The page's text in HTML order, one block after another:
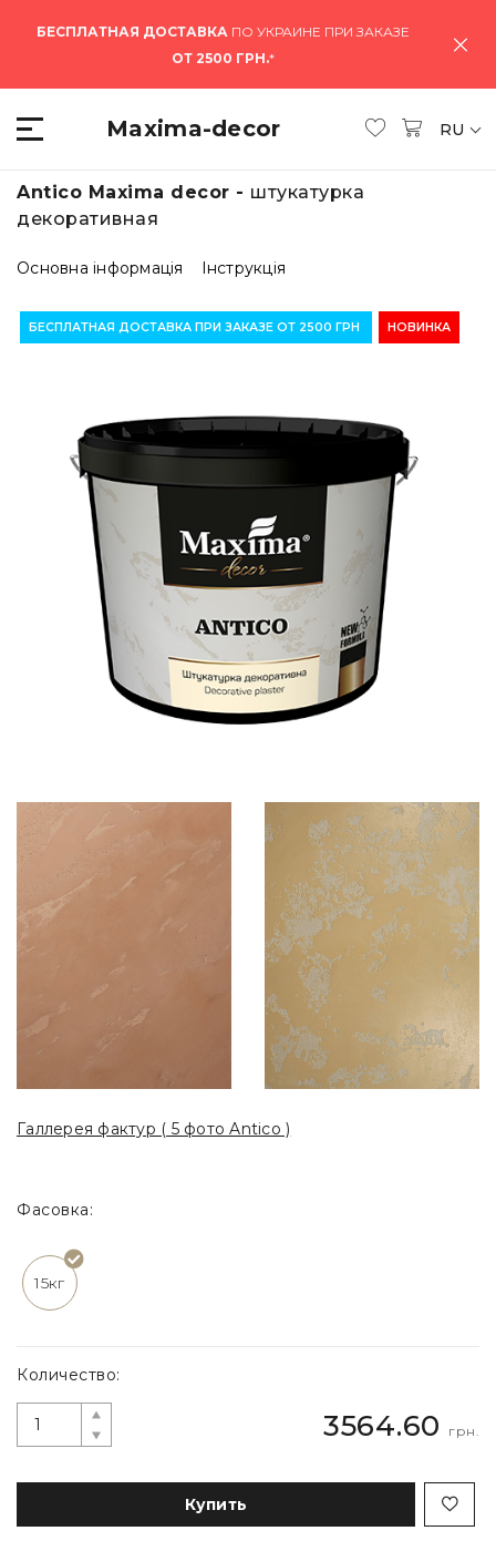
БЕСПЛАТНАЯ ДОСТАВКАПО УКРАИНЕ ПРИ ЗАКАЗЕ
ОТ 2500 ГРН.*
Maxima-decor RU
Antico Maxima decor - штукатурка
декоративная
Основна інформація Інструкція
БЕСПЛАТНАЯ ДОСТАВКА ПРИ ЗАКАЗЕ ОТ 2500 ГРН НОВИНКА
Галлерея фактур ( 5 фото Antico )
Фасовка:
15кг
Количество:
3564.60 грн.
Купить